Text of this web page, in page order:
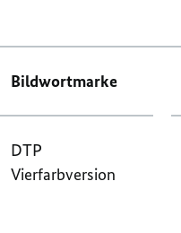
Bildwortmarke
DTP
Vierfarbversion